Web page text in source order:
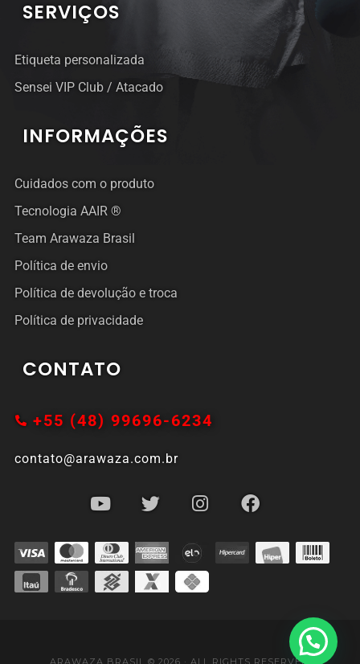
SERVIÇOS
Etiqueta personalizada
Sensei VIP Club / Atacado
INFORMAÇÕES
Cuidados com o produto
Tecnologia AAIR ®
Team Arawaza Brasil
Política de envio
Política de devolução e troca
Política de privacidade
CONTATO
+55 (48) 99696-6234
contato@arawaza.com.br
ARAWAZA BRASIL © 2026 · ALL RIGHTS RESERVED.